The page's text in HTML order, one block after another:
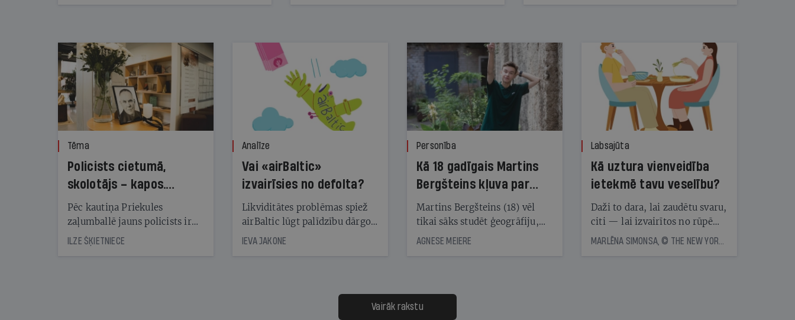
Tēma
Policists cietumā,
skolotājs – kapos.
Reibuma cena Priekulē
Pēc kautiņa Priekules
zaļumballē jauns policists ir
nonācis cietumā, bet
cienījams pedagogs — kapos.
ILZE ŠĶIETNIECE
Analīze
Vai «airBaltic»
izvairīsies no defolta?
Likviditātes problēmas spiež
airBaltic lūgt palīdzību dārgo
obligāciju turētājiem, taču
samaksāt augstos procentus,
kas jāpārskaita jau trīs dienas
IEVA JAKONE
Personība
Kā 18 gadīgais Martins
Bergšteins kļuva par
laika ziņu seju?
Martins Bergšteins (18) vēl
tikai sāks studēt ģeogrāfiju,
bet viņa sacītajam jau uzticas
uzcītīga darba, mammas
atbalsts un drosme turpināt
AGNESE MEIERE
Labsajūta
Kā uztura vienveidība
ietekmē tavu veselību?
Daži to dara, lai zaudētu svaru,
citi — lai izvairītos no rūpēm,
kas saistītas ar ēdienreižu
Vairāk rakstu